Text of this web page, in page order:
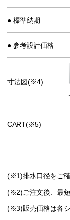
● 標準納期
● 参考設計価格
寸法図(※4)
CART(※5)
(※1)排水口径をご
(※2)ご注文後、最短
(※3)販売価格は各シ